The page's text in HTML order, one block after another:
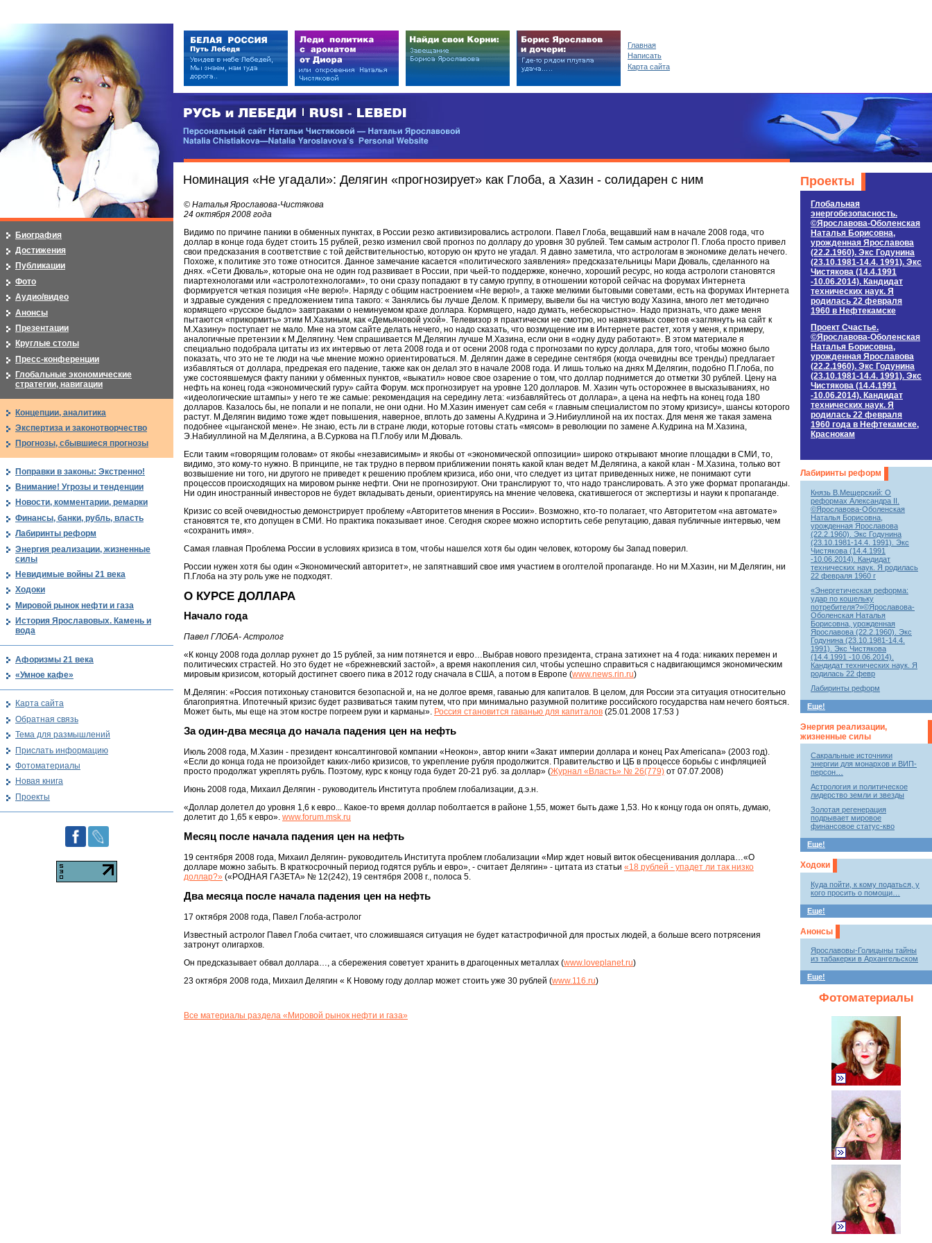
РУСЬ и ЛЕБЕДИ | RUSI — LEBEDI
Персональный сайт Натальи Чистяковой — Натальи Ярославовой
Номинация «Не угадали»: Делягин «прогнозирует» как Глоба, а Хазин - солидарен с ним
© Наталья Ярославова-Чистякова
24 октября 2008 года
Видимо по причине паники в обменных пунктах, в России резко активизировались астрологи. Павел Глоба, вещавший нам в начале 2008 года, что
доллар в конце года будет стоить 15 рублей, резко изменил свой прогноз по доллару до уровня 30 рублей. Тем самым астролог П. Глоба просто привел
свои предсказания в соответствие с той действительностью, которую он круто не угадал. Я давно заметила, что астрологам в экономике делать нечего.
Похоже, к политике это тоже относится. Данное замечание касается «политического заявления» предсказательницы Мари Дюваль, сделанного на
днях. «Сети Дюваль», которые она не один год развивает в России, при чьей-то поддержке, конечно, хороший ресурс, но когда астрологи становятся
пиартехнологами или «астролотехнологами», то они сразу попадают в ту самую группу, в отношении которой сейчас на форумах Интернета
формируется четкая позиция «Не верю!». Наряду с общим настроением «Не верю!», а также мелкими бытовыми советами, есть на форумах Интернета
и здравые суждения с предложением типа такого: « Занялись бы лучше Делом. К примеру, вывели бы на чистую воду Хазина, много лет методично
кормящего «русское быдло» завтраками о неминуемом крахе доллара. Кормящего, надо думать, небескорыстно». Надо признать, что даже меня
пытаются «прикормить» этим М.Хазиным, как «Демьяновой ухой». Телевизор я практически не смотрю, но навязчивых советов «заглянуть на сайт к
М.Хазину» поступает не мало. Мне на этом сайте делать нечего, но надо сказать, что возмущение им в Интернете растет, хотя у меня, к примеру,
аналогичные претензии к М.Делягину. Чем спрашивается М.Делягин лучше М.Хазина, если они в «одну дуду работают». В этом материале я
специально подобрала цитаты из их интервью от лета 2008 года и от осени 2008 года с прогнозами по курсу доллара, для того, чтобы можно было
показать, что это не те люди на чье мнение можно ориентироваться. М. Делягин даже в середине сентября (когда очевидны все тренды) предлагает
избавляться от доллара, предрекая его падение, также как он делал это в начале 2008 года. И лишь только на днях М.Делягин, подобно П.Глоба, по
уже состоявшемуся факту паники у обменных пунктов, «выкатил» новое свое озарение о том, что доллар поднимется до отметки 30 рублей. Цену на
нефть на конец года «экономический гуру» сайта Форум. мск прогнозирует на уровне 120 долларов. М. Хазин чуть осторожнее в высказываниях, но
«идеологические штампы» у него те же самые: рекомендация на середину лета: «избавляйтесь от доллара», а цена на нефть на конец года 180
долларов. Казалось бы, не попали и не попали, не они одни. Но М.Хазин именует сам себя « главным специалистом по этому кризису», шансы которого
растут. М.Делягин видимо тоже ждет повышения, наверное, вплоть до замены А.Кудрина и Э.Нибиуллиной на их постах. Для меня же такая замена
подобнее «цыганской мене». Не знаю, есть ли в стране люди, которые готовы стать «мясом» в революции по замене А.Кудрина на М.Хазина,
Э.Набиуллиной на М.Делягина, а В.Суркова на П.Глобу или М.Дюваль.
Если таким «говорящим головам» от якобы «независимым» и якобы от «экономической оппозиции» широко открывают многие площадки в СМИ, то,
видимо, это кому-то нужно. В принципе, не так трудно в первом приближении понять какой клан ведет М.Делягина, а какой клан - М.Хазина, только вот
возвышение ни того, ни другого не приведет к решению проблем кризиса, ибо они, что следует из цитат приведенных ниже, не понимают сути
процессов происходящих на мировом рынке нефти. Они не прогнозируют. Они транслируют то, что надо транслировать. А это уже формат пропаганды.
Ни один иностранный инвесторов не будет вкладывать деньги, ориентируясь на мнение человека, скатившегося от экспертизы и науки к пропаганде.
Кризис со всей очевидностью демонстрирует проблему «Авторитетов мнения в России». Возможно, кто-то полагает, что Авторитетом «на автомате»
становятся те, кто допущен в СМИ. Но практика показывает иное. Сегодня скорее можно испортить себе репутацию, давая публичные интервью, чем
«сохранить имя».
Самая главная Проблема России в условиях кризиса в том, чтобы нашелся хотя бы один человек, которому бы Запад поверил.
России нужен хотя бы один «Экономический авторитет», не запятнавший свое имя участием в оголтелой пропаганде. Но ни М.Хазин, ни М.Делягин, ни
П.Глоба на эту роль уже не подходят.
О КУРСЕ ДОЛЛАРА
Начало года
Павел ГЛОБА- Астролог
«К концу 2008 года доллар рухнет до 15 рублей, за ним потянется и евро…Выбрав нового президента, страна затихнет на 4 года: никаких перемен и
политических страстей. Но это будет не «брежневский застой», а время накопления сил, чтобы успешно справиться с надвигающимся экономическим
мировым кризисом, который достигнет своего пика в 2012 году сначала в США, а потом в Европе (www.news.rin.ru)
М.Делягин: «Россия потихоньку становится безопасной и, на не долгое время, гаванью для капиталов. В целом, для России эта ситуация относительно
благоприятна. Ипотечный кризис будет развиваться таким путем, что при минимально разумной политике российского государства нам нечего бояться.
Может быть, мы еще на этом костре погреем руки и карманы». Россия становится гаванью для капиталов (25.01.2008 17:53 )
За один-два месяца до начала падения цен на нефть
Июль 2008 года, М.Хазин - президент консалтинговой компании «Неокон», автор книги «Закат империи доллара и конец Pax Americana» (2003 год).
«Если до конца года не произойдет каких-либо кризисов, то укрепление рубля продолжится. Правительство и ЦБ в процессе борьбы с инфляцией
просто продолжат укреплять рубль. Поэтому, курс к концу года будет 20-21 руб. за доллар» (Журнал «Власть» № 26(779) от 07.07.2008)
Июнь 2008 года, Михаил Делягин - руководитель Института проблем глобализации, д.э.н.
«Доллар долетел до уровня 1,6 к евро... Какое-то время доллар поболтается в районе 1,55, может быть даже 1,53. Но к концу года он опять, думаю,
долетит до 1,65 к евро». www.forum.msk.ru
Месяц после начала падения цен на нефть
19 сентября 2008 года, Михаил Делягин- руководитель Института проблем глобализации «Мир ждет новый виток обесценивания доллара…«О
долларе можно забыть. В краткосрочный период годятся рубль и евро», - считает Делягин» - цитата из статьи «18 рублей - упадет ли так низко
доллар?» («РОДНАЯ ГАЗЕТА» № 12(242), 19 сентября 2008 г., полоса 5.
Два месяца после начала падения цен на нефть
17 октября 2008 года, Павел Глоба-астролог
Известный астролог Павел Глоба считает, что сложившаяся ситуация не будет катастрофичной для простых людей, а больше всего потрясения
затронут олигархов.
Он предсказывает обвал доллара…, а сбережения советует хранить в драгоценных металлах (www.loveplanet.ru)
23 октября 2008 года, Михаил Делягин « К Новому году доллар может стоить уже 30 рублей (www.116.ru)
Все материалы раздела «Мировой рынок нефти и газа»
Проекты
Глобальная
энергобезопасность.
©Ярославова-Оболенская
Наталья Борисовна,
урожденная Ярославова
(22.2.1960). Экс Годунина
(23.10.1981-14.4. 1991). Экс
Чистякова (14.4.1991
-10.06.2014). Кандидат
технических наук. Я
родилась 22 февраля
1960 в Нефтекамске
Проект Счастье.
©Ярославова-Оболенская
Наталья Борисовна,
урожденная Ярославова
(22.2.1960). Экс Годунина
(23.10.1981-14.4. 1991). Экс
Чистякова (14.4.1991
-10.06.2014). Кандидат
технических наук. Я
родилась 22 февраля
1960 года в Нефтекамске,
Краснокам
Лабиринты реформ
Князь В.Мещерский: О
реформах Александра II.
©Ярославова-Оболенская
Наталья Борисовна,
урожденная Ярославова
(22.2.1960). Экс Годунина
(23.10.1981-14.4. 1991). Экс
Чистякова (14.4.1991
-10.06.2014). Кандидат
технических наук. Я родилась
22 февраля 1960 г
«Энергетическая реформа:
удар по кошельку
потребителя?»©Ярославова-
Оболенская Наталья
Борисовна, урожденная
Ярославова (22.2.1960). Экс
Годунина (23.10.1981-14.4.
1991). Экс Чистякова
(14.4.1991 -10.06.2014).
Кандидат технических наук. Я
родилась 22 февр
Лабиринты реформ
Еще!
Энергия реализации,
жизненные силы
Сакральные источники
энергии для монархов и ВИП-
персон…
Астрология и политическое
лидерство земли и звезды
Золотая регенерация
подрывает мировое
финансовое статус-кво
Еще!
Ходоки
Куда пойти, к кому податься, у
кого просить о помощи…
Еще!
Анонсы
Ярославовы-Голицыны тайны
из табакерки в Архангельском
Еще!
Фотоматериалы
Биография
Достижения
Публикации
Фото
Аудио/видео
Анонсы
Презентации
Круглые столы
Пресс-конференции
Глобальные экономические
стратегии, навигации
Концепции, аналитика
Экспертиза и законотворчество
Прогнозы, сбывшиеся прогнозы
Поправки в законы: Экстренно!
Внимание! Угрозы и тенденции
Новости, комментарии, ремарки
Финансы, банки, рубль, власть
Лабиринты реформ
Энергия реализации, жизненные
силы
Невидимые войны 21 века
Ходоки
Мировой рынок нефти и газа
История Ярославовых. Камень и
вода
Афоризмы 21 века
«Умное кафе»
Карта сайта
Обратная связь
Тема для размышлений
Прислать информацию
Фотоматериалы
Новая книга
Проекты
Главная
Написать
Карта сайта